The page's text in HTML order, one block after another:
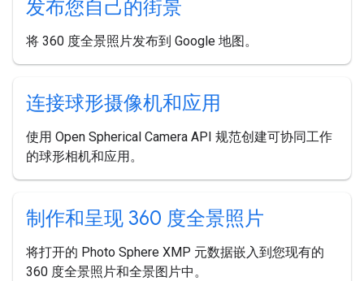
发布您自己的街景
将 360 度全景照片发布到 Google 地图。
连接球形摄像机和应用
使用 Open Spherical Camera API 规范创建可协同工作
的球形相机和应用。
制作和呈现 360 度全景照片
将打开的 Photo Sphere XMP 元数据嵌入到您现有的
360 度全景照片和全景图片中。